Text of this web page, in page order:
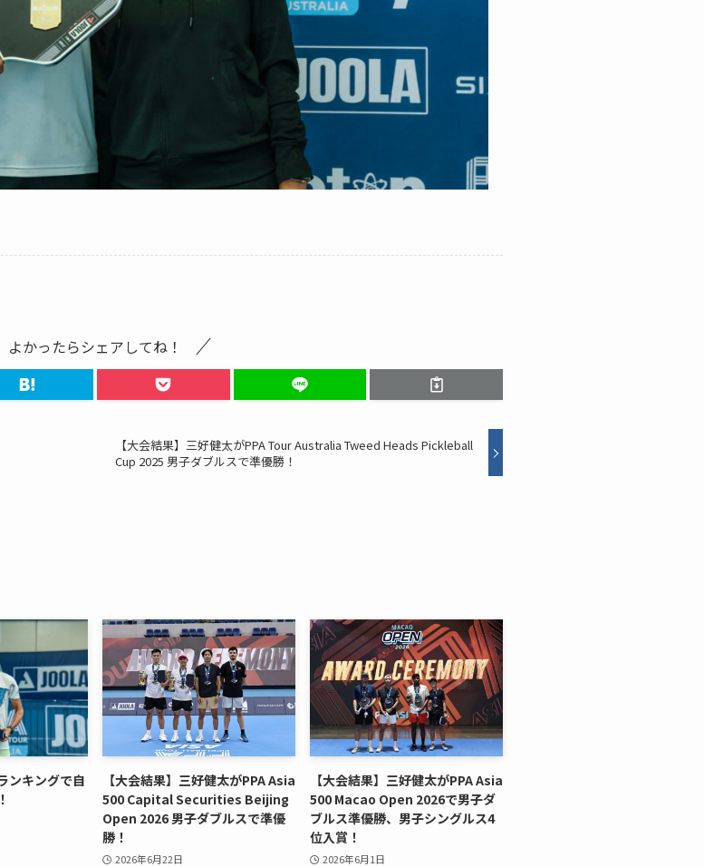
よかったらシェアしてね！
【大会結果】三好健太がPPA Tour Australia Tweed Heads Pickleball
Cup 2025 男子ダブルスで準優勝！
ンキングで自
【大会結果】三好健太がPPA Asia
500 Capital Securities Beijing
Open 2026 男子ダブルスで準優
勝！
2026年6月22日
【大会結果】三好健太がPPA Asia
500 Macao Open 2026で男子ダ
ブルス準優勝、男子シングルス4
位入賞！
2026年6月1日